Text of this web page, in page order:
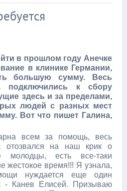
в прошлом году Анечке
в клинике Германии,
большую сумму. Весь
подключились к сбору
здесь и за пределами,
людей с разных мест
Вот что пишет Галина,
всем за помощь, весь
отозвался на наш крик о
молодцы, есть все-таки
жестокое время!!! Я узнала,
нуждается еще один
- Канев Елисей. Призываю